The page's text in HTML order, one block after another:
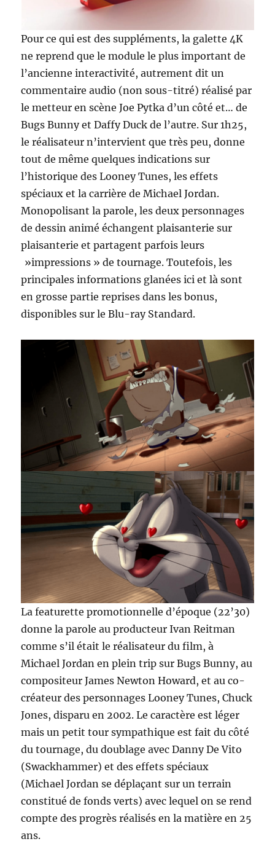
Pour ce qui est des suppléments, la galette 4K
ne reprend que le module le plus important de
l’ancienne interactivité, autrement dit un
commentaire audio (non sous-titré) réalisé par
le metteur en scène Joe Pytka d’un côté et… de
Bugs Bunny et Daffy Duck de l’autre. Sur 1h25,
le réalisateur n’intervient que très peu, donne
tout de même quelques indications sur
l’historique des Looney Tunes, les effets
spéciaux et la carrière de Michael Jordan.
Monopolisant la parole, les deux personnages
de dessin animé échangent plaisanterie sur
plaisanterie et partagent parfois leurs
»impressions » de tournage. Toutefois, les
principales informations glanées ici et là sont
en grosse partie reprises dans les bonus,
disponibles sur le Blu-ray Standard.
La featurette promotionnelle d’époque (22’30)
donne la parole au producteur Ivan Reitman
comme s’il était le réalisateur du film, à
Michael Jordan en plein trip sur Bugs Bunny, au
compositeur James Newton Howard, et au co-
créateur des personnages Looney Tunes, Chuck
Jones, disparu en 2002. Le caractère est léger
mais un petit tour sympathique est fait du côté
du tournage, du doublage avec Danny De Vito
(Swackhammer) et des effets spéciaux
(Michael Jordan se déplaçant sur un terrain
constitué de fonds verts) avec lequel on se rend
compte des progrès réalisés en la matière en 25
ans.